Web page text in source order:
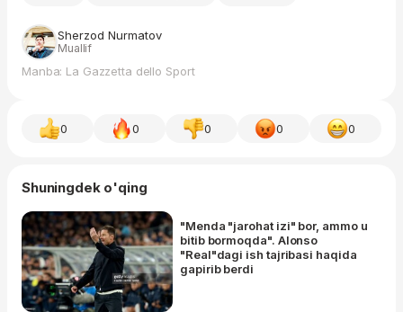
Sherzod Nurmatov
Muallif
Manba: La Gazzetta dello Sport
0 0 0 0 0
Shuningdek o'qing
"Menda "jarohat izi" bor, ammo u
bitib bormoqda". Alonso
"Real"dagi ish tajribasi haqida
gapirib berdi